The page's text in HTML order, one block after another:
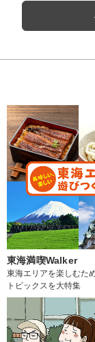
東海満喫Walker
東海エリアを楽しむた
トピックスを大特集